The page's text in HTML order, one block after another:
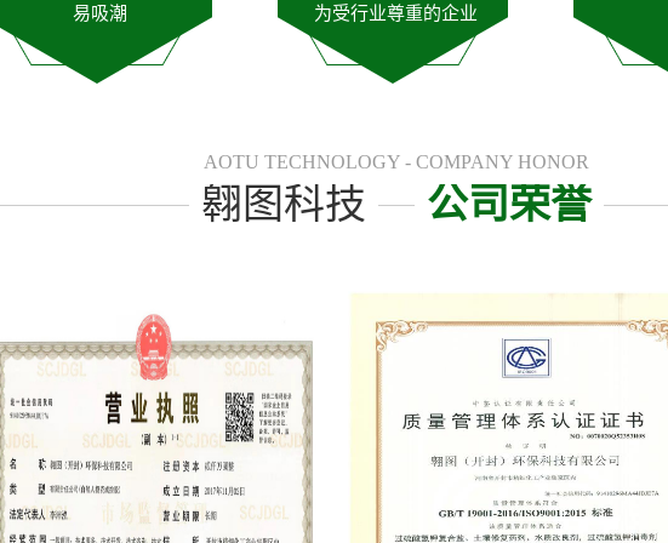
易吸潮 为受行业尊重的企业
AOTU TECHNOLOGY - COMPANY HONOR
翱图科技 公司荣誉